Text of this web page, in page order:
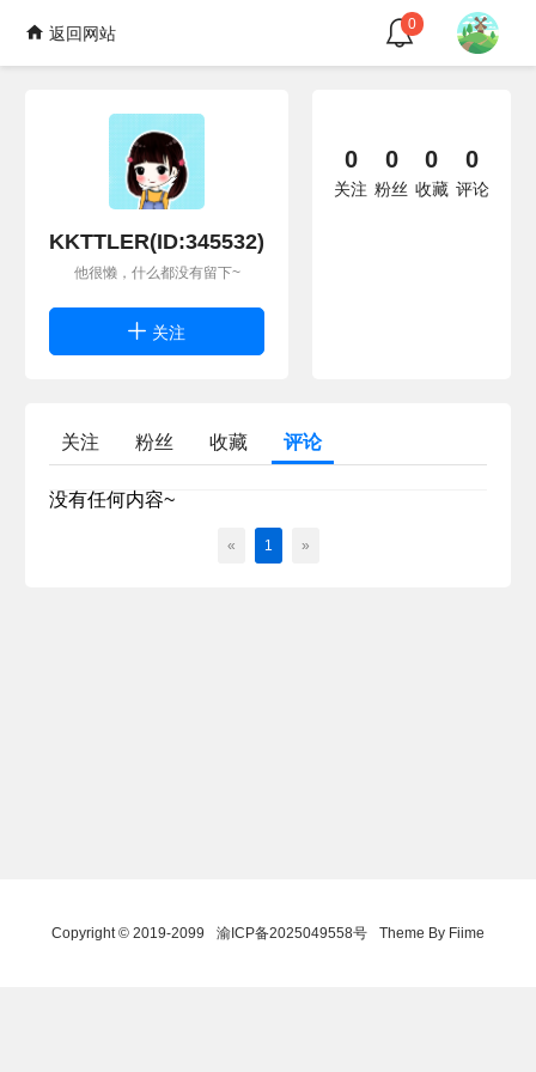
返回网站 0
KKTTLER(ID:345532)
他很懒，什么都没有留下~
关注
0
关注
0
粉丝
0
收藏
0
评论
关注 粉丝 收藏 评论
没有任何内容~
« 1 »
Copyright © 2019-2099 渝ICP备2025049558号 Theme By Fiime